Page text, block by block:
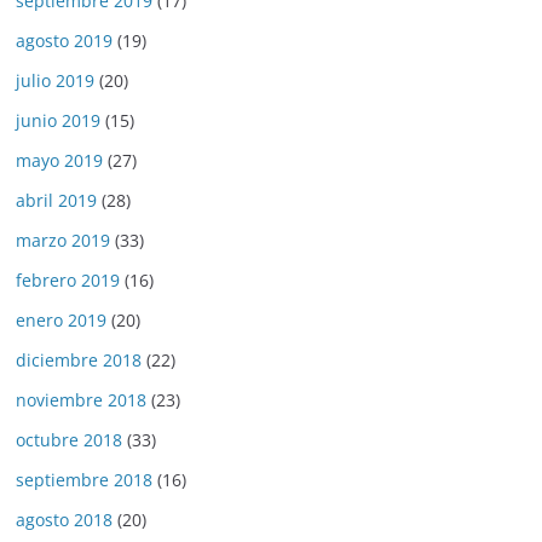
agosto 2019 (19)
julio 2019 (20)
junio 2019 (15)
mayo 2019 (27)
abril 2019 (28)
marzo 2019 (33)
febrero 2019 (16)
enero 2019 (20)
diciembre 2018 (22)
noviembre 2018 (23)
octubre 2018 (33)
septiembre 2018 (16)
agosto 2018 (20)